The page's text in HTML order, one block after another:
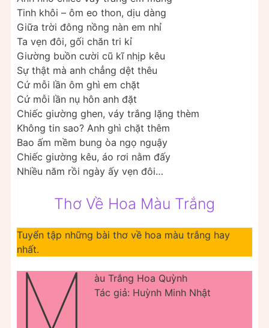
Tinh khôi – ôm eo thon, dịu dàng
Giữa trời đông nồng nàn em nhỉ
Ta vẹn đôi, gối chăn tri kỉ
Giường buồn cười cũ kĩ nhịp kêu
Sự thật mà anh chẳng dệt thêu
Cứ mỗi lần ôm ghì em chặt
Cứ mỗi lần nụ hôn anh đặt
Chiếc giường ghen, váy trắng lặng thèm
Không tin sao? Anh ghì chặt thêm
Bao ấm mềm bung òa ngọ nguậy
Chiếc giường kêu, áo rơi nằm đấy
Nhiều năm rồi ngày ấy vẹn đôi…
Thơ Về Hoa Màu Trắng
Tuyển tập những bài thơ về hoa màu trắng hay
nhất.
M
àu Trắng Hoa Quỳnh
Tác giả: Huỳnh Minh Nhật